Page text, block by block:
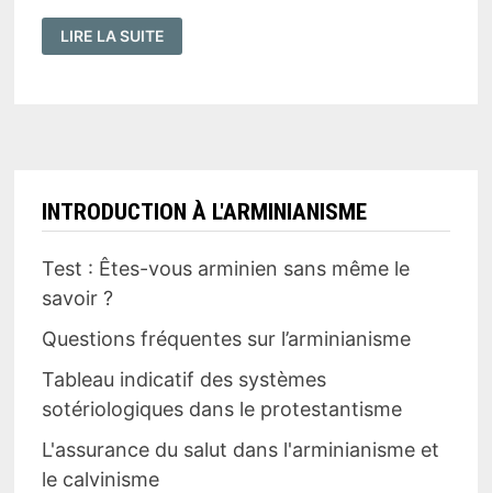
LE
SEMI-
AUGUSTINISME,
LIRE LA SUITE
INTRODUCTION À L'ARMINIANISME
Test : Êtes-vous arminien sans même le
savoir ?
Questions fréquentes sur l’arminianisme
Tableau indicatif des systèmes
sotériologiques dans le protestantisme
L'assurance du salut dans l'arminianisme et
le calvinisme